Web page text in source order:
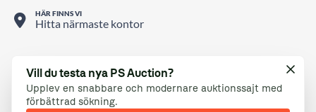
Vill du testa nya PS Auction?
Upplev en snabbare och modernare auktionssajt med
förbättrad sökning.
HÄR FINNS VI
Hitta närmaste kontor